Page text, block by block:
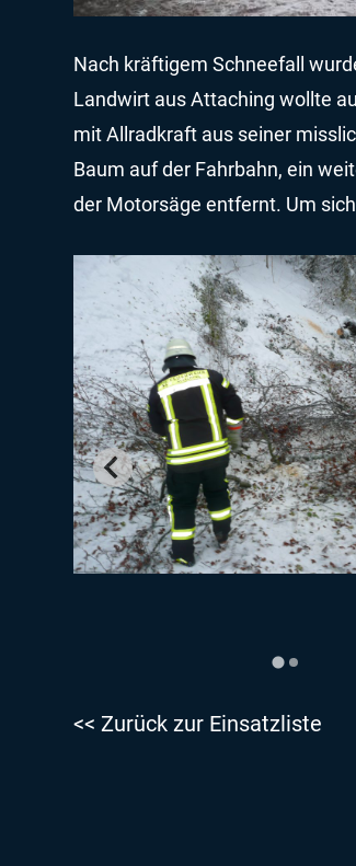
Nach kräftigem Schneefall
Landwirt aus Attaching wollte
mit Allradkraft aus seiner
Baum auf der Fahrbahn, ein
der Motorsäge entfernt. Um
<< Zurück zur Einsatzliste